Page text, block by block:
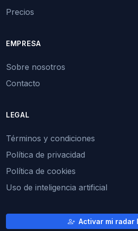
Precios
EMPRESA
Sobre nosotros
Contacto
LEGAL
Términos y condiciones
Política de privacidad
Política de cookies
Uso de inteligencia artificial
Activar mi radar